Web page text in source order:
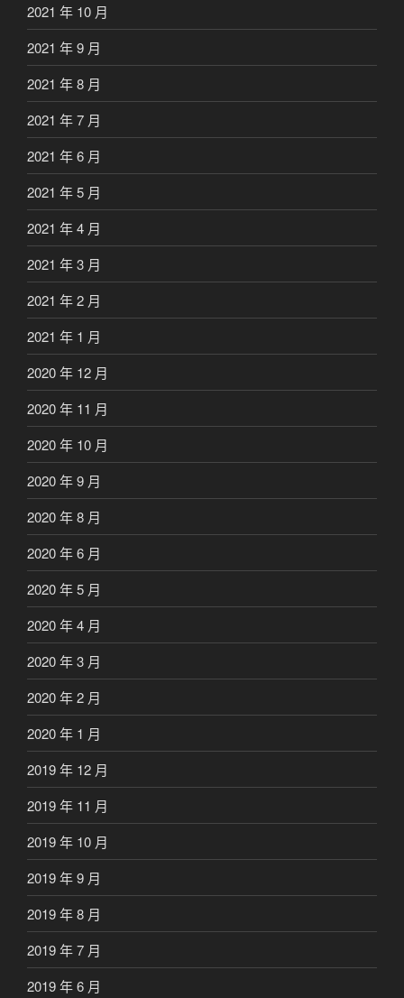
2021 年 10 月
2021 年 9 月
2021 年 8 月
2021 年 7 月
2021 年 6 月
2021 年 5 月
2021 年 4 月
2021 年 3 月
2021 年 2 月
2021 年 1 月
2020 年 12 月
2020 年 11 月
2020 年 10 月
2020 年 9 月
2020 年 8 月
2020 年 6 月
2020 年 5 月
2020 年 4 月
2020 年 3 月
2020 年 2 月
2020 年 1 月
2019 年 12 月
2019 年 11 月
2019 年 10 月
2019 年 9 月
2019 年 8 月
2019 年 7 月
2019 年 6 月